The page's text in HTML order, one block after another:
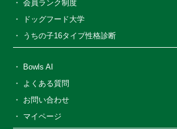
会員ランク制度
ドッグフード大学
うちの子16タイプ性格診断
Bowls AI
よくある質問
お問い合わせ
マイページ